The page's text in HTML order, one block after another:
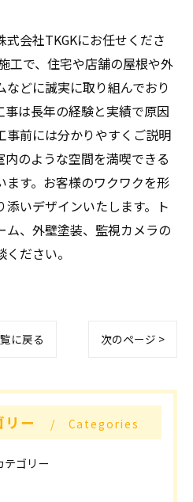
会社TKGKにお任せくださ
工で、住宅や店舗の屋根や外
どに誠実に取り組んでおり
事は長年の経験と実績で原因
事前には分かりやすくご説明
のような空間を満喫できる
ます。お客様のワクワクを形
いデザインいたします。ト
ム、外壁塗装、監視カメラの
ださい。
に戻る 次のページ >
リー Categories
テゴリー